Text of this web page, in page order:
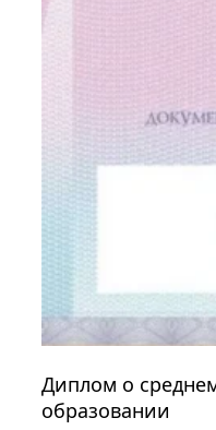
Диплом о
образовании